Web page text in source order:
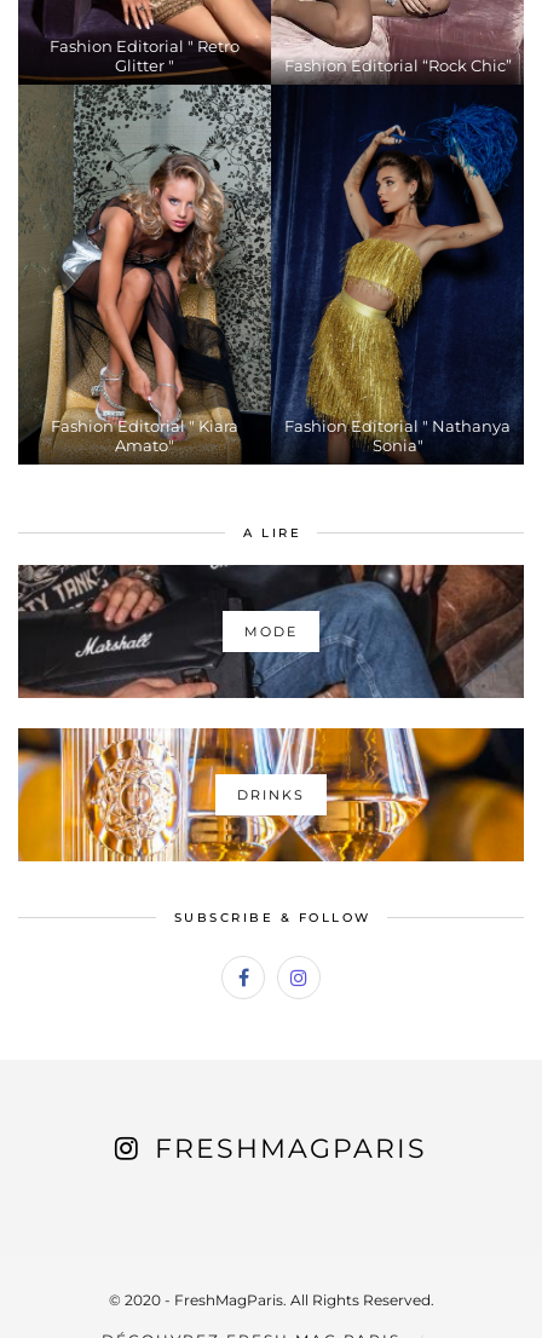
Fashion Editorial " Retro
Glitter "
Fashion Editorial “Rock Chic”
Fashion Editorial " Kiara
Amato"
Fashion Editorial " Nathanya
Sonia"
A LIRE
MODE
DRINKS
SUBSCRIBE & FOLLOW
FRESHMAGPARIS
© 2020 - FreshMagParis. All Rights Reserved.